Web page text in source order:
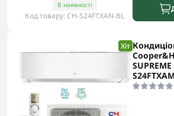
В наявності
Код товару: CH-S24FTXAN-BL
Хіт